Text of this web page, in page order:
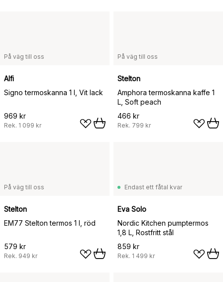
På väg till oss
Alfi
Signo termoskanna 1 l, Vit lack
969 kr
Rek. 1 099 kr
På väg till oss
Stelton
Amphora termoskanna kaffe 1
L, Soft peach
466 kr
Rek. 799 kr
På väg till oss
Stelton
EM77 Stelton termos 1 l, röd
579 kr
Rek. 949 kr
Endast ett fåtal kvar
Eva Solo
Nordic Kitchen pumptermos
1,8 L, Rostfritt stål
859 kr
Rek. 1 499 kr